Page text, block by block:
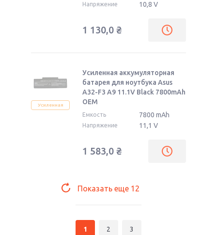
Напряжение 10,8 V
1 130,0 ₴
Усиленная
Усиленная аккумуляторная
батарея для ноутбука Asus
A32-F3 A9 11.1V Black 7800mAh
OEM
Емкость 7800 mAh
Напряжение 11,1 V
1 583,0 ₴
Показать еще 12
1 2 3